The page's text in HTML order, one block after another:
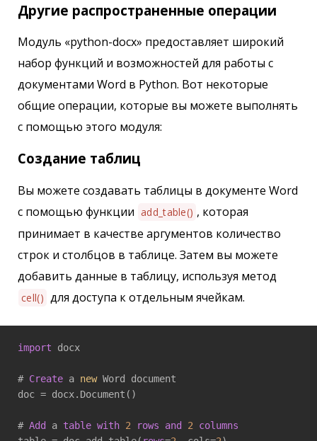
Другие распространенные операции
Модуль «python-docx» предоставляет широкий
набор функций и возможностей для работы с
документами Word в Python. Вот некоторые
общие операции, которые вы можете выполнять
с помощью этого модуля:
Создание таблиц
Вы можете создавать таблицы в документе Word
с помощью функции add_table() , которая
принимает в качестве аргументов количество
строк и столбцов в таблице. Затем вы можете
добавить данные в таблицу, используя метод
cell() для доступа к отдельным ячейкам.
import docx
# Create a new Word document
doc = docx.Document()
# Add a table with 2 rows and 2
columns